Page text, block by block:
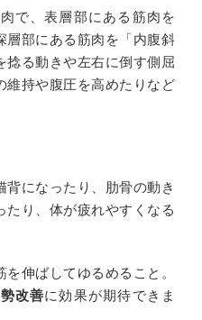
で、表層部にある筋肉を
層部にある筋肉を「内腹斜
捻る動きや左右に倒す側屈
維持や腹圧を高めたりなど
背になったり、肋骨の動き
たり、体が疲れやすくなる
伸ばしてゆるめること。
改善に効果が期待できま